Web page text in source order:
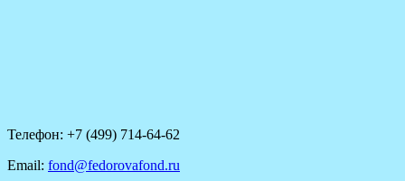
Телефон: +7 (499) 714-64-62
Email: fond@fedorovafond.ru